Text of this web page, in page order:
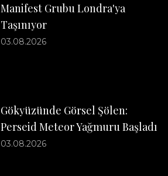
Manifest Grubu Londra'ya
Taşınıyor
03.08.2026
Gökyüzünde Görsel Şölen:
Perseid Meteor Yağmuru Başladı
03.08.2026